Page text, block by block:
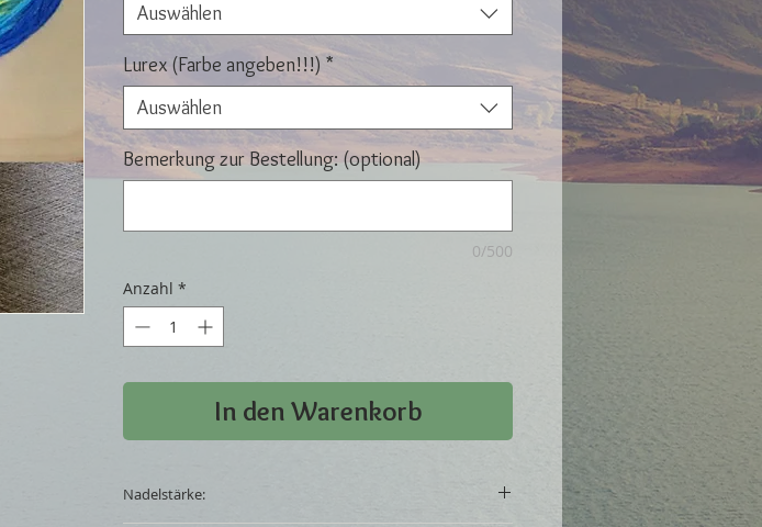
Auswählen
Lurex (Farbe angeben!!!) *
Auswählen
Bemerkung zur Bestellung: (optional)
0/500
Anzahl *
In den Warenkorb
Nadelstärke: